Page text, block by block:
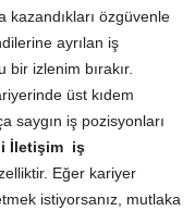
kazandıkları özgüvenle
ayrılan iş
izlenim bırakır.
üst kıdem
saygın iş pozisyonları
İletişim iş
Eğer kariyer
istiyorsanız, mutlaka